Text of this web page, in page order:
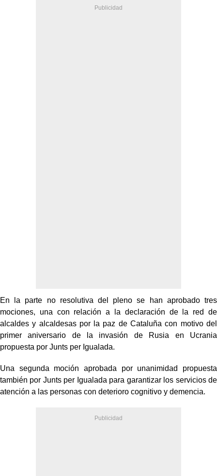
En la parte no resolutiva del pleno se han aprobado tres
mociones, una con relación a la declaración de la red de
alcaldes y alcaldesas por la paz de Cataluña con motivo del
primer aniversario de la invasión de Rusia en Ucrania
propuesta por Junts per Igualada.
Una segunda moción aprobada por unanimidad propuesta
también por Junts per Igualada para garantizar los servicios de
atención a las personas con deterioro cognitivo y demencia.